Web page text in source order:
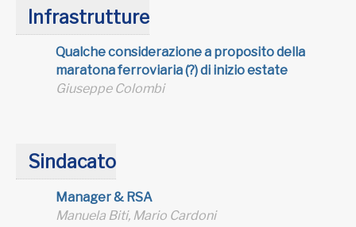
Infrastrutture
Qualche considerazione a proposito della
maratona ferroviaria (?) di inizio estate
Giuseppe Colombi
Sindacato
Manager & RSA
Manuela Biti, Mario Cardoni